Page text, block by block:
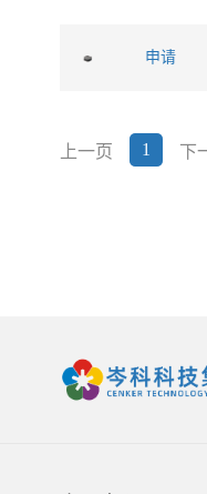
申请
上一页 1 下